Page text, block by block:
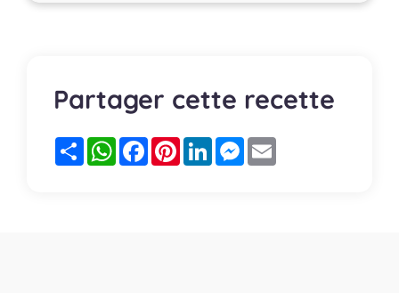
Partager cette recette
PartagerWhatsApp
FacebookPinterestLinkedInMessenger